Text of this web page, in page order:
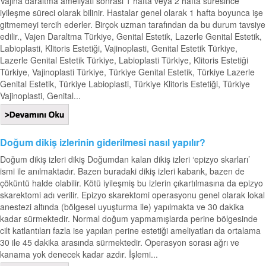
iyileşme süreci olarak bilinir. Hastalar genel olarak 1 hafta boyunca işe
gitmemeyi tercih ederler. Birçok uzman tarafından da bu durum tavsiye
edilir., Vajen Daraltma Türkiye, Genital Estetik, Lazerle Genital Estetik,
Labioplasti, Klitoris Estetiği, Vajinoplasti, Genital Estetik Türkiye,
Lazerle Genital Estetik Türkiye, Labioplasti Türkiye, Klitoris Estetiği
Türkiye, Vajinoplasti Türkiye, Türkiye Genital Estetik, Türkiye Lazerle
Genital Estetik, Türkiye Labioplasti, Türkiye Klitoris Estetiği, Türkiye
Vajinoplasti, Genital...
Doğum dikiş izlerinin giderilmesi nasıl yapılır?
Doğum dikiş izleri dikiş Doğumdan kalan dikiş izleri ‘epizyo skarları’
ismi ile anılmaktadır. Bazen buradaki dikiş izleri kabarık, bazen de
çöküntü halde olabilir. Kötü iyileşmiş bu izlerin çıkartılmasına da epizyo
skarektomi adı verilir. Epizyo skarektomi operasyonu genel olarak lokal
anestezi altında (bölgesel uyuşturma ile) yapılmakta ve 30 dakika
kadar sürmektedir. Normal doğum yapmamışlarda perine bölgesinde
cilt katlantıları fazla ise yapılan perine estetiği ameliyatları da ortalama
30 ile 45 dakika arasında sürmektedir. Operasyon sorası ağrı ve
kanama yok denecek kadar azdır. İşlemi...